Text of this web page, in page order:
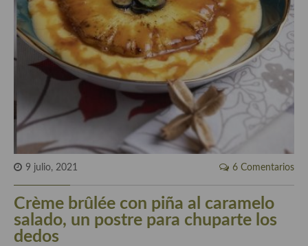
Historia de la gastronomía, platos celebres, cocineros, críticos,
historias culinarias y otras cosas
Origen y evolución de la comida
Protocolo y buenas maneras.
Ocio – restaurantes, bares, tabernas
Viajes eno-gastro-turísticos
En El Candelero
Prensa
Recetas
9 julio, 2021 6 Comentarios
Crème brûlée con piña al caramelo
salado, un postre para chuparte los
dedos